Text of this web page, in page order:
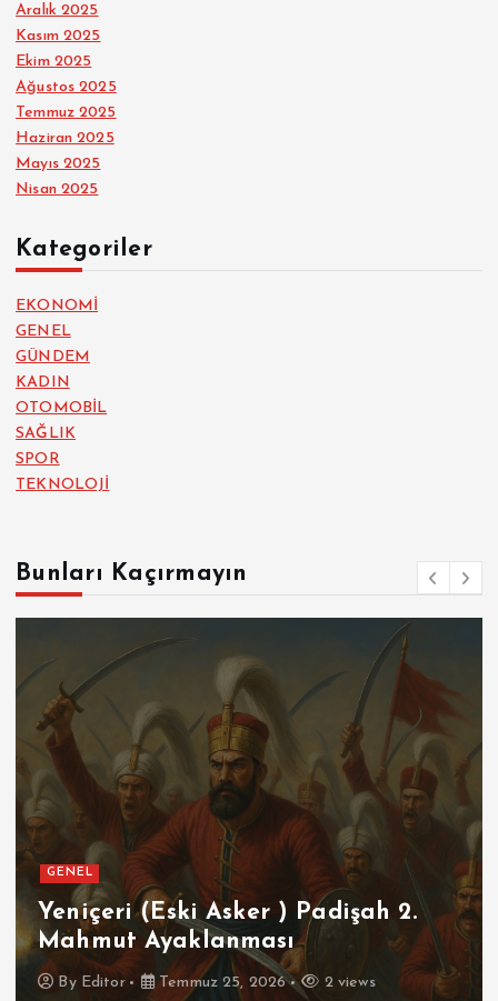
Aralık 2025
Kasım 2025
Ekim 2025
Ağustos 2025
Temmuz 2025
Haziran 2025
Mayıs 2025
Nisan 2025
Kategoriler
EKONOMİ
GENEL
GÜNDEM
KADIN
OTOMOBİL
SAĞLIK
SPOR
TEKNOLOJİ
Bunları Kaçırmayın
GENEL
Yeniçeri (Eski Asker ) Padişah 2.
Mahmut Ayaklanması
By Editor Temmuz 25, 2026 2 views